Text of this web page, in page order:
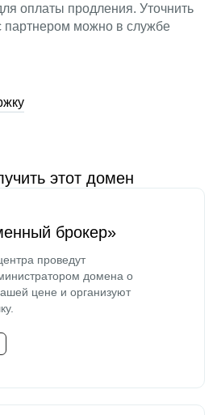
оплаты продления. Уточнить
партнером можно в службе
этот домен
брокер»
проведут
домена о
цене и организуют